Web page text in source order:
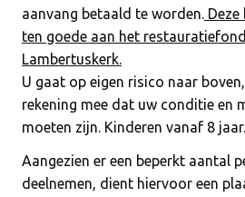
aanvang betaald te worden.
ten goede aan het
Lambertuskerk.
U gaat op eigen risico naar
rekening mee dat uw conditie en
moeten zijn. Kinderen vanaf 8 jaar.
Aangezien er een beperkt aantal
deelnemen, dient hiervoor een